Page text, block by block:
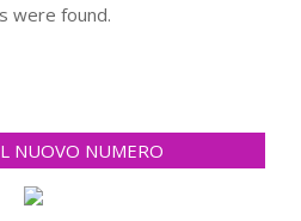
were found.
NUOVO NUMERO